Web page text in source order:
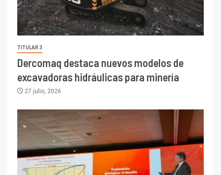
TITULAR 3
Dercomaq destaca nuevos modelos de
excavadoras hidráulicas para minería
27 julio, 2026